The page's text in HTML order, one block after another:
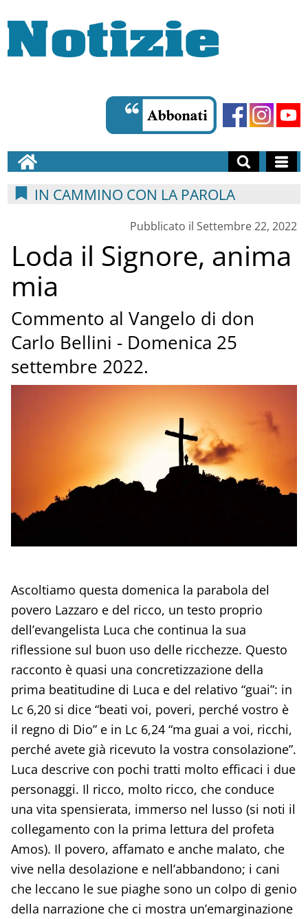
IN CAMMINO CON LA PAROLA
Pubblicato il Settembre 22, 2022
Loda il Signore, anima
mia
Commento al Vangelo di don
Carlo Bellini - Domenica 25
settembre 2022.
Ascoltiamo questa domenica la parabola del
povero Lazzaro e del ricco, un testo proprio
dell’evangelista Luca che continua la sua
riflessione sul buon uso delle ricchezze. Questo
racconto è quasi una concretizzazione della
prima beatitudine di Luca e del relativo “guai”: in
Lc 6,20 si dice “beati voi, poveri, perché vostro è
il regno di Dio” e in Lc 6,24 “ma guai a voi, ricchi,
perché avete già ricevuto la vostra consolazione”.
Luca descrive con pochi tratti molto efficaci i due
personaggi. Il ricco, molto ricco, che conduce
una vita spensierata, immerso nel lusso (si noti il
collegamento con la prima lettura del profeta
Amos). Il povero, affamato e anche malato, che
vive nella desolazione e nell’abbandono; i cani
che leccano le sue piaghe sono un colpo di genio
della narrazione che ci mostra un’emarginazione